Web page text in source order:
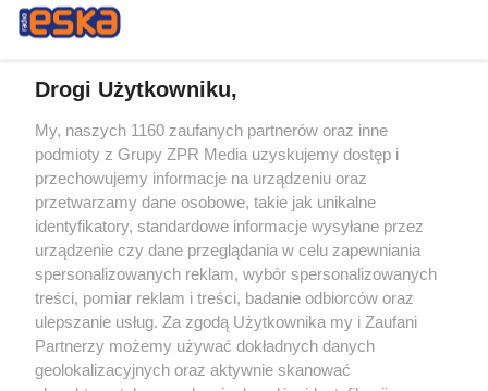
Żaden utwór zamieszczony w serwisie nie może być powielany i
rozpowszechniany lub dalej rozpowszechniany w jakikolwiek sposób (w
tym także elektroniczny lub mechaniczny) na jakimkolwiek polu
eksploatacji w jakiejkolwiek formie, włącznie z umieszczaniem w Internecie
bez pisemnej zgody właściciela praw. Jakiekolwiek użycie lub
wykorzystanie utworów w całości lub w części z naruszeniem prawa, tzn.
bez właściwej zgody, jest zabronione pod groźbą kary i może być ścigane
prawnie.
Drogi Użytkowniku,
My, naszych 1160 zaufanych partnerów oraz inne
podmioty z Grupy ZPR Media uzyskujemy dostęp i
przechowujemy informacje na urządzeniu oraz
przetwarzamy dane osobowe, takie jak unikalne
identyfikatory, standardowe informacje wysyłane przez
urządzenie czy dane przeglądania w celu zapewniania
spersonalizowanych reklam, wybór spersonalizowanych
treści, pomiar reklam i treści, badanie odbiorców oraz
ulepszanie usług. Za zgodą Użytkownika my i Zaufani
Partnerzy możemy używać dokładnych danych
geolokalizacyjnych oraz aktywnie skanować